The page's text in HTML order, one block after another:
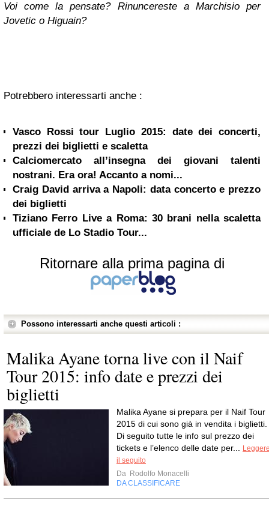
Voi come la pensate? Rinuncereste a Marchisio per
Jovetic o Higuain?
Potrebbero interessarti anche :
Vasco Rossi tour Luglio 2015: date dei concerti,
prezzi dei biglietti e scaletta
Calciomercato all’insegna dei giovani talenti
nostrani. Era ora! Accanto a nomi...
Craig David arriva a Napoli: data concerto e prezzo
dei biglietti
Tiziano Ferro Live a Roma: 30 brani nella scaletta
ufficiale de Lo Stadio Tour...
Ritornare alla prima pagina di
Possono interessarti anche questi articoli :
Malika Ayane torna live con il Naif
Tour 2015: info date e prezzi dei
biglietti
Malika Ayane si prepara per il Naif Tour
2015 di cui sono già in vendita i biglietti.
Di seguito tutte le info sul prezzo dei
tickets e l’elenco delle date per...
il seguito
Da Rodolfo Monacelli
DA CLASSIFICARE